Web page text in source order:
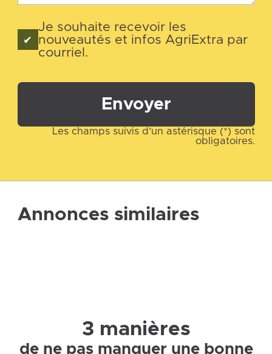
Je souhaite recevoir les
nouveautés et infos AgriExtra par
courriel.
Envoyer
Les champs suivis d’un astérisque (*) sont
obligatoires.
Annonces similaires
3 manières
de ne pas manquer une bonne